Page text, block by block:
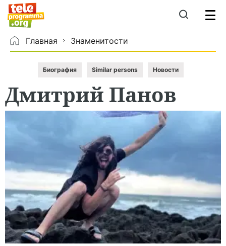
Главная Знаменитости
Биография Similar persons Новости
Дмитрий Панов